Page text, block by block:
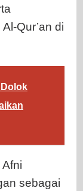
Qur’an di
sebagai